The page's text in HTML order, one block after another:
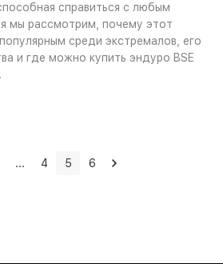
справиться с любым
мы рассмотрим, почему этот
среди экстремалов, его
и где можно купить эндуро BSE
... 4 5 6